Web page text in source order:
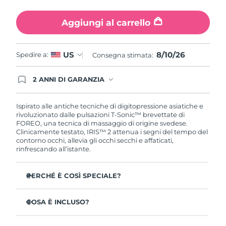
Aggiungi al carrello
Spedire a: US Consegna stimata: 8/10/26
2 ANNI DI GARANZIA
che, in caso di difetti nei primi 2 anni dalla data di
acquisto, FOREO sostituirà il tuo prodotto
gratuitamente.
Ispirato alle antiche tecniche di digitopressione asiatiche e
rivoluzionato dalle pulsazioni T-Sonic™ brevettate di
FOREO, una tecnica di massaggio di origine svedese.
Clinicamente testato, IRIS™ 2 attenua i segni del tempo del
contorno occhi, allevia gli occhi secchi e affaticati,
rinfrescando all’istante.
PERCHÉ È COSÌ SPECIALE?
ed efficace per il contorno occhi.
3,5 volte più efficace nel ridurre le borse sotto gli occhi*
COSA È INCLUSO?
Turchia
Emirati Arabi Uniti 8/10/26
Regno Unito Consegna stimata
Stati Uniti
Uzbekistan Consegna stimata8/14/26
Vietnam Consegna stimata8/15/26